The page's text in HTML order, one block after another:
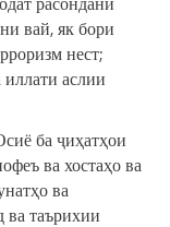
вай, як бори
нест;
аслии
ба ҷиҳатҳои
ва хостаҳо ва
ва
ва таърихии